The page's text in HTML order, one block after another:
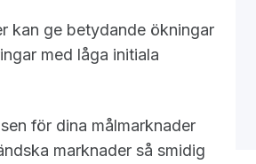
kan ge betydande ökningar
med låga initiala
för dina målmarknader
marknader så smidig